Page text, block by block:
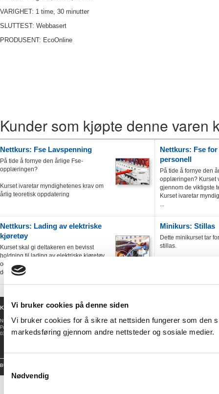
Vi bruker cookies på denne siden
Vi bruker cookies for å sikre at nettsiden fungerer som den
markedsføring gjennom andre nettsteder og sosiale medier.
Samtykkevalg
Nødvendig
VARIGHET: 1 time, 30 minutter
SLUTTEST: Webbasert
PRODUSENT: EcoOnline
Kunder som kjøpte denne varen
Nettkurs: Fse Lavspenning
På tide å fornye den årlige Fse-
opplæringen?
Kurset ivaretar myndighetenes krav om
årlig teoretisk oppdatering
Nettkurs: Fse
personell
På tide å fornye den
opplæringen? Kurset
gjennom de viktigste
Kurset ivaretar
...
Nettkurs: Lading av elektriske
kjøretøy
Kurset skal gi deltakeren en bevisst
holdning til lading av elektriske kjøretøy
og en innføring i de viktigste elementene i
denne type insta...
Minikurs: Stillas
Dette minikurset tar
stillas.
Kontakt oss:
NHO Elektro - butikken
Postboks 5467 majorstua
0305 OSLO
Sentralbord: +47 23 08 77 00
Alle priser
trykkfeil.
BUTIKKEN